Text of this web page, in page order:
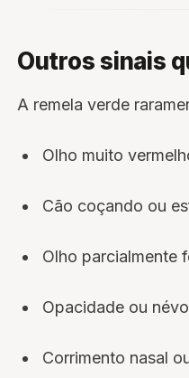
Outros sinais
A remela verde
Olho muito
Cão coçando ou
Olho parcialmente
Opacidade ou
Corrimento nasal